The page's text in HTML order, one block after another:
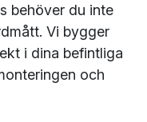
behöver du inte
Vi bygger
i dina befintliga
och